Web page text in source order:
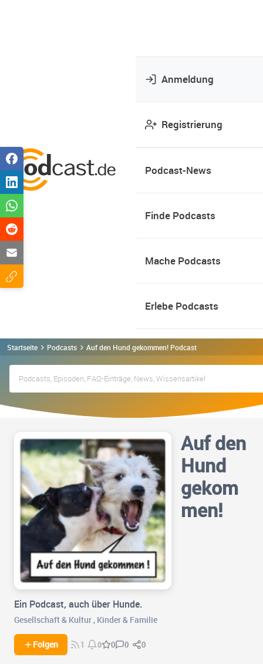
Anmeldung
Registrierung
Podcast-News
Finde Podcasts
Mache Podcasts
Erlebe Podcasts
Startseite Podcasts Auf den Hund gekommen! Podcast
Auf den
Hund
gekom
men!
Ein Podcast, auch über Hunde.
Gesellschaft & Kultur , Kinder & Familie
Folgen 1 0 0 0 0